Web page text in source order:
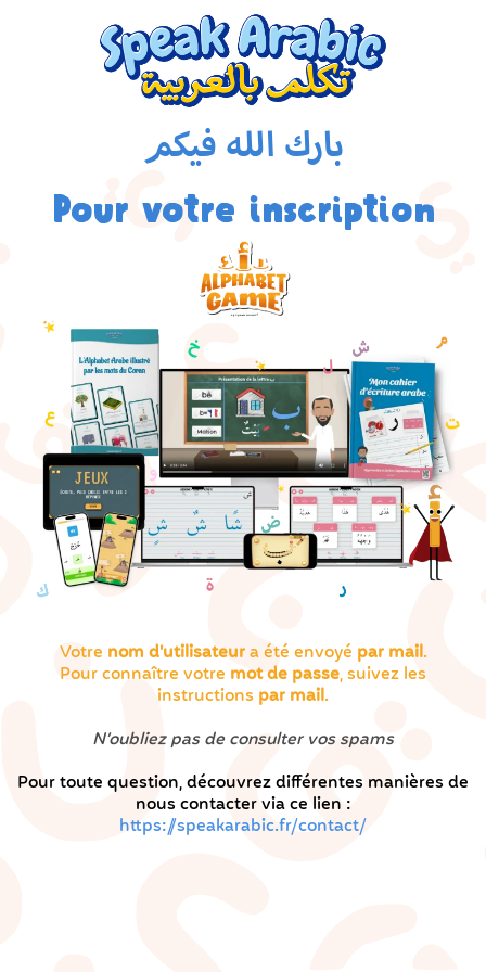
بارك الله فيكم
Pour votre inscription
Votre nom d'utilisateura été envoyé par mail .
Pour connaître votre mot de passe , suivez les
instructions par mail .
N’oubliez pas de consulter vos spams
Pour toute question, découvrez différentes manières de
nous contacter via ce lien :
https://speakarabic.fr/contact/